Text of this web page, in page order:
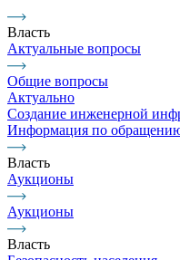
Власть
Актуальные вопросы
Общие вопросы
Актуально
Создание инженерной
Информация по
Власть
Аукционы
Аукционы
Власть